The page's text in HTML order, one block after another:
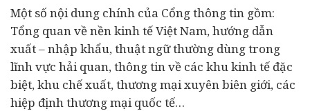
Một số nội dung chính của Cổng thông tin gồm:
Tổng quan về nềnkinh tếViệt Nam, hướng dẫn
xuất – nhập khẩu, thuật ngữ thường dùng trong
lĩnh vực hải quan, thông tin về các khu kinh tế đặc
biệt, khu chế xuất, thương mại xuyên biên giới, các
hiệp định thương mại quốc tế…